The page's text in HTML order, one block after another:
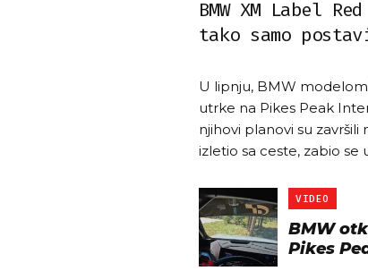
BMW XM Label
tako samo
U lipnju, BMW
utrke na Pikes Peak
njihovi planovi su
izletio sa ceste, zabio se
VIDEO
BMW
Pikes